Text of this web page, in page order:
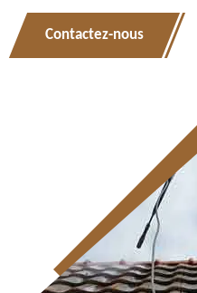
Contactez-nous